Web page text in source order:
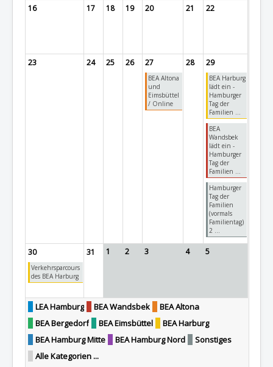
16 17 18 19 20 21 22
23 24 25 26 27
BEA Altona
und
Eimsbüttel
/ Online
28 29
BEA Harburg
lädt ein -
Hamburger
Tag der
Familien ...
BEA
Wandsbek
lädt ein -
Hamburger
Tag der
Familien ...
Hamburger
Tag der
Familien
(vormals
Familientag)
2 ...
30
Verkehrsparcours
des BEA Harburg
31 1 2 3 4 5
LEA Hamburg BEA Wandsbek
BEA Altona
BEA Bergedorf
BEA Eimsbüttel
BEA Harburg
BEA Hamburg Mitte
BEA Hamburg Nord
Sonstiges
Alle Kategorien ...